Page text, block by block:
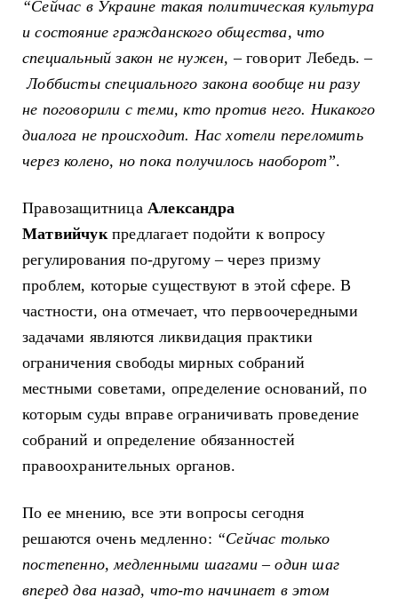
“Сейчас в Украине такая политическая культура
и состояние гражданского общества, что
специальный закон не нужен, – говорит Лебедь. –
Лоббисты специального закона вообще ни разу
не поговорили с теми, кто против него. Никакого
диалога не происходит. Нас хотели переломить
через колено, но пока получилось наоборот”.
Правозащитница Александра
Матвийчук предлагает подойти к вопросу
регулирования по-другому – через призму
проблем, которые существуют в этой сфере. В
частности, она отмечает, что первоочередными
задачами являются ликвидация практики
ограничения свободы мирных собраний
местными советами, определение оснований, по
которым суды вправе ограничивать проведение
собраний и определение обязанностей
правоохранительных органов.
По ее мнению, все эти вопросы сегодня
решаются очень медленно: “Сейчас только
постепенно, медленными шагами – один шаг
вперед два назад, что-то начинает в этом